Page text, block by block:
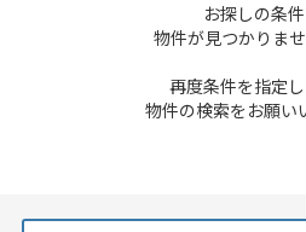
お探しの条
物件が見つかりませ
再度条件を指定
物件の検索をお願い